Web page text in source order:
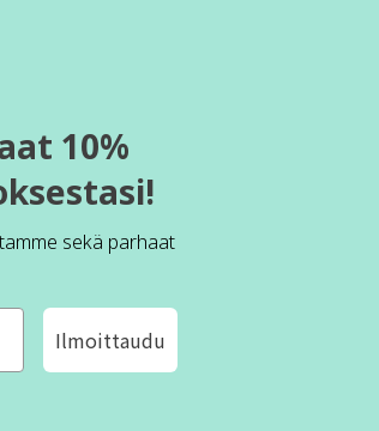
10%
sekä parhaat
Ilmoittaudu